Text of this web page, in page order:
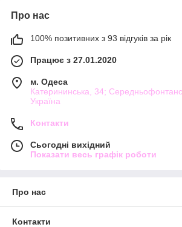
Про нас
100% позитивних з 93 відгуків за рік
Працює з 27.01.2020
м. Одеса
Катерининська, 34;
Україна
Контакти
Сьогодні вихідний
Показати весь графік роботи
Про нас
Контакти